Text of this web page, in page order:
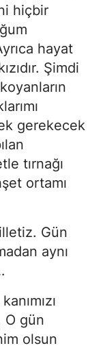
hiçbir
hayat
Şimdi
gerekecek
tırnağı
ortamı
Gün
aynı
O gün
olsun